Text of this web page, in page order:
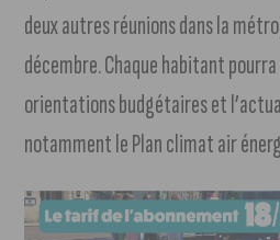
deux autres réunions dans la
décembre. Chaque habitant
orientations budgétaires et
notamment le Plan climat air